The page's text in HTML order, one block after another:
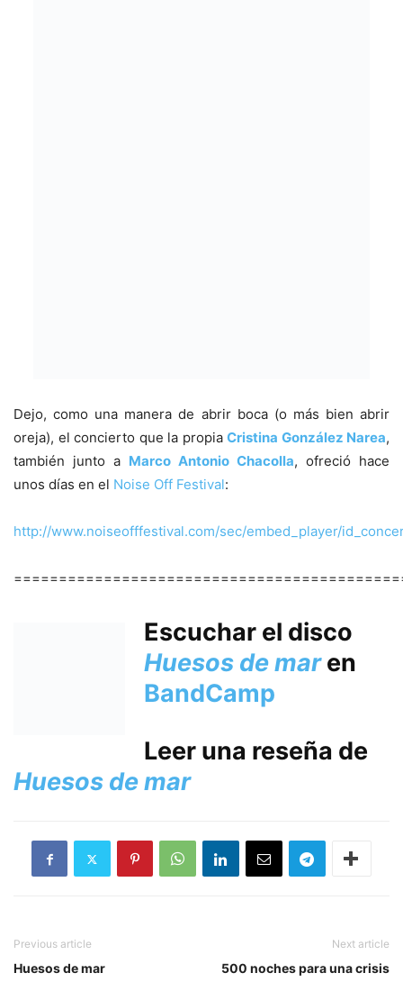
Dejo, como una manera de abrir boca (o más bien abrir
oreja), el concierto que la propia Cristina González Narea,
también junto a Marco Antonio Chacolla, ofreció hace
unos días en el Noise Off Festival:
http://www.noiseofffestival.com/sec/embed_player/
Escuchar el disco
Huesos de mar en
BandCamp
Leer una reseña de
Huesos de mar
Previous article
Huesos de mar
Next article
500 noches para una crisis